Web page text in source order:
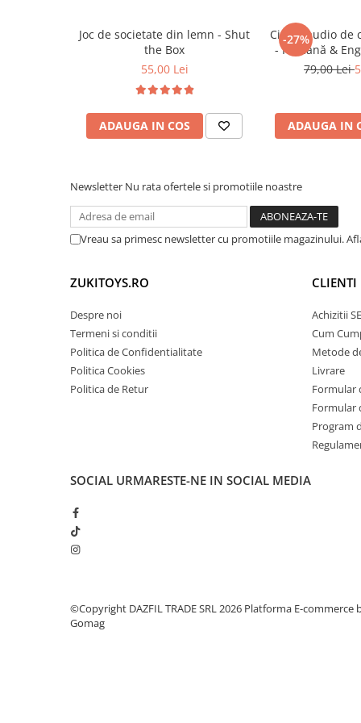
Invatare prin Joaca
Jucarii pentru Dezvoltare
Imbunatateste coordonarea mana-ochisi
Incurajeaza jocul de rol, cooperarea si
Ideal pentru introducerea primelor
si culori
🎯Ideal pentru:
Parinti care cauta o jucarie educativa,
transportat
Activitati educative acasa sau in deplasare
Cadou inspirat pentru aniversari sau
Joc de societate din lemn - Shut
the Box
55,00 Lei
ADAUGA IN COS
-27%
Cititor audio de
- Română &
(224 carduri /
79,00 Lei
ADAUGA IN
Newsletter Nu rata ofertele si promotiile noastre
Vreau sa primesc newsletter cu promotiile magazinului.
ZUKITOYS.RO
Despre noi
Termeni si conditii
Politica de Confidentialitate
Politica Cookies
Politica de Retur
CLIENTI
Achizitii
Cum
Metode
Livrare
Formular
Formular
Program
SOCIAL URMARESTE-NE IN SOCIAL MEDIA
©Copyright DAZFIL TRADE SRL 2026 Platforma E-commerce
Gomag